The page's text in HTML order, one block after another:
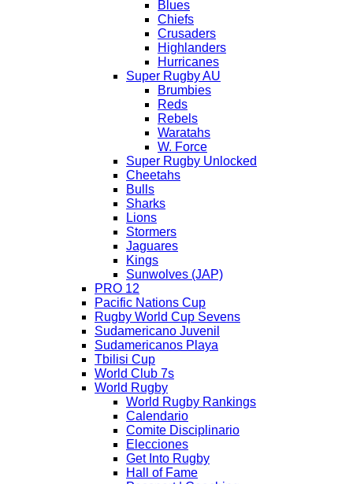
Blues
Chiefs
Crusaders
Highlanders
Hurricanes
Super Rugby AU
Brumbies
Reds
Rebels
Waratahs
W. Force
Super Rugby Unlocked
Cheetahs
Bulls
Sharks
Lions
Stormers
Jaguares
Kings
Sunwolves (JAP)
PRO 12
Pacific Nations Cup
Rugby World Cup Sevens
Sudamericano Juvenil
Sudamericanos Playa
Tbilisi Cup
World Club 7s
World Rugby
World Rugby Rankings
Calendario
Comite Disciplinario
Elecciones
Get Into Rugby
Hall of Fame